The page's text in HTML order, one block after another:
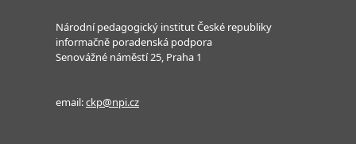
Národní pedagogický institut České republiky
informačně poradenská podpora
Senovážné náměstí 25, Praha 1
email:ckp@npi.cz